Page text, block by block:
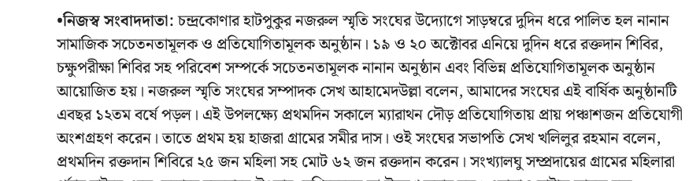
•নিজস্ব সংবাদদাতা:চন্দ্রকোণার হাটপুকুর নজরুল স্মৃতি সংঘের উদ্যোগে সাড়ম্বরে দুদিন ধরে পালিত হল নানান
সামাজিক সচেতনতামূলক ও প্রতিযোগিতামূলক অনুষ্ঠান। ১৯ ও ২০ অক্টোবর এনিয়ে দুদিন ধরে রক্তদান শিবির,
চক্ষুপরীক্ষা শিবির সহ পরিবেশ সম্পর্কে সচেতনতামূলক নানান অনুষ্ঠান এবং বিভিন্ন প্রতিযোগিতামূলক অনুষ্ঠান
আয়োজিত হয়। নজরুল স্মৃতি সংঘের সম্পাদক সেখ আহামেদউল্লা বলেন, আমাদের সংঘের এই বার্ষিক অনুষ্ঠানটি
এবছর ১২তম বর্ষে পড়ল। এই উপলক্ষ্যে প্রথমদিন সকালে ম্যারাথন দৌড় প্রতিযোগিতায় প্রায় পঞ্চাশজন প্রতিযোগী
অংশগ্রহণ করেন। তাতে প্রথম হয় হাজরা গ্রামের সমীর দাস। ওই সংঘের সভাপতি সেখ খলিলুর রহমান বলেন,
প্রথমদিন রক্তদান শিবিরে ২৫ জন মহিলা সহ মোট ৬২ জন রক্তদান করেন। সংখ্যালঘু সম্প্রদায়ের গ্রামের মহিলারা